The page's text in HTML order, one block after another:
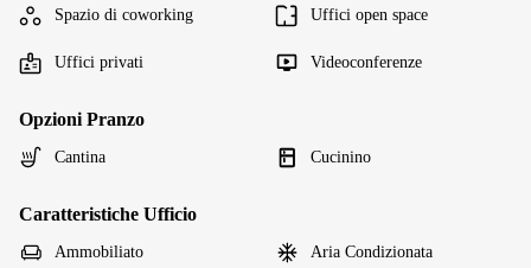
Spazio di coworking Uffici open space
Uffici privati Videoconferenze
Opzioni Pranzo
Cantina Cucinino
Caratteristiche Ufficio
Ammobiliato Aria Condizionata